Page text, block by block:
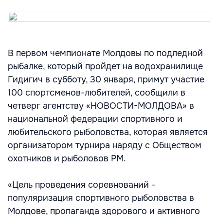
В первом чемпионате Молдовы по подледной
рыбалке, который пройдет на водохранилище
Гидигич в субботу, 30 января, примут участие
100 спортсменов-любителей, сообщили в
четверг агентству «НОВОСТИ-МОЛДОВА» в
национальной федерации спортивного и
любительского рыболовства, которая является
организатором турнира наряду с Обществом
охотников и рыболовов РМ.
«Цель проведения соревнований -
популяризация спортивного рыболовства в
Молдове, пропаганда здорового и активного